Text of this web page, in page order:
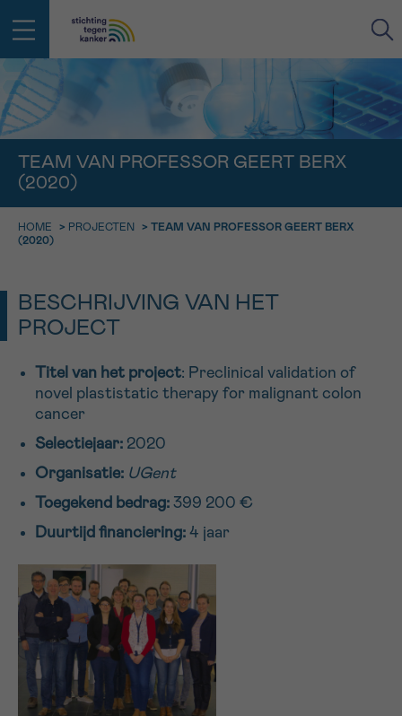
TEAM VAN PROFESSOR GEERT BERX
(2020)
HOME > PROJECTEN > TEAM VAN PROFESSOR GEERT BERX
(2020)
BESCHRIJVING VAN HET
PROJECT
Titel van het project: Preclinical validation of
novel plastistatic therapy for malignant colon
cancer
Selectiejaar: 2020
Organisatie: UGent
Toegekend bedrag: 399 200 €
Duurtijd financiering: 4 jaar
VOORNAAM
IN DE STRIJD TEGEN KANKER STA
Professionele medewerkers beantwoorden je vragen
Via ons
contactformulier
Meer weten over Kankerinfo
TERUG
NAAM
VOORNAAM
MIJN VRAAG
TERUG
Afspraak Vraag Gegevens Bevestiging
9h-11h
13h-16h
Verder